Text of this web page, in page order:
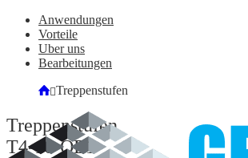
Anwendungen
Vorteile
Uber uns
Bearbeitungen
Treppenstufen
Treppenstufen
T4-10-QE1